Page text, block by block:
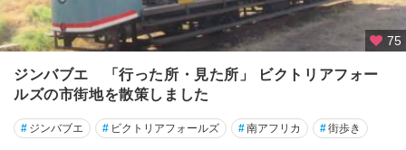
75
ジンバブエ 「行った所・見た所」 ビクトリアフォー
ルズの市街地を散策しました
# ジンバブエ # ビクトリアフォールズ #南アフリカ #街歩き